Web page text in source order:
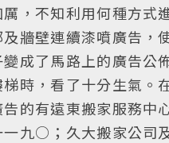
，不知利用何種方式
牆壁連續漆噴廣告，
成了馬路上的廣告公
時，看了十分生氣。
的有遠東搬家服務中
一九○；久大搬家公司